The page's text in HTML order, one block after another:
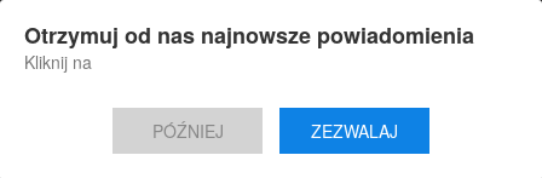
Nowa aplikacja Flipohity
Aktualne wiadomości, artykuły, TOP
Instalacja
Zgoda Szczegóły O cookies
Ta strona używa plików cookies
We Flipo robimy wszystko, aby pokazać Ci tylko te treści, które
Otrzymuj od nas najnowsze powiadomienia
Kliknij na
PÓŹNIEJ ZEZWALAJ